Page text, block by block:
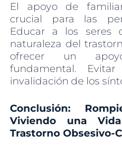
El apoyo de
crucial para las
Educar a los seres
naturaleza del
ofrecer un
fundamental.
invalidación de los
Conclusión:
Viviendo una
Trastorno Obsesivo-